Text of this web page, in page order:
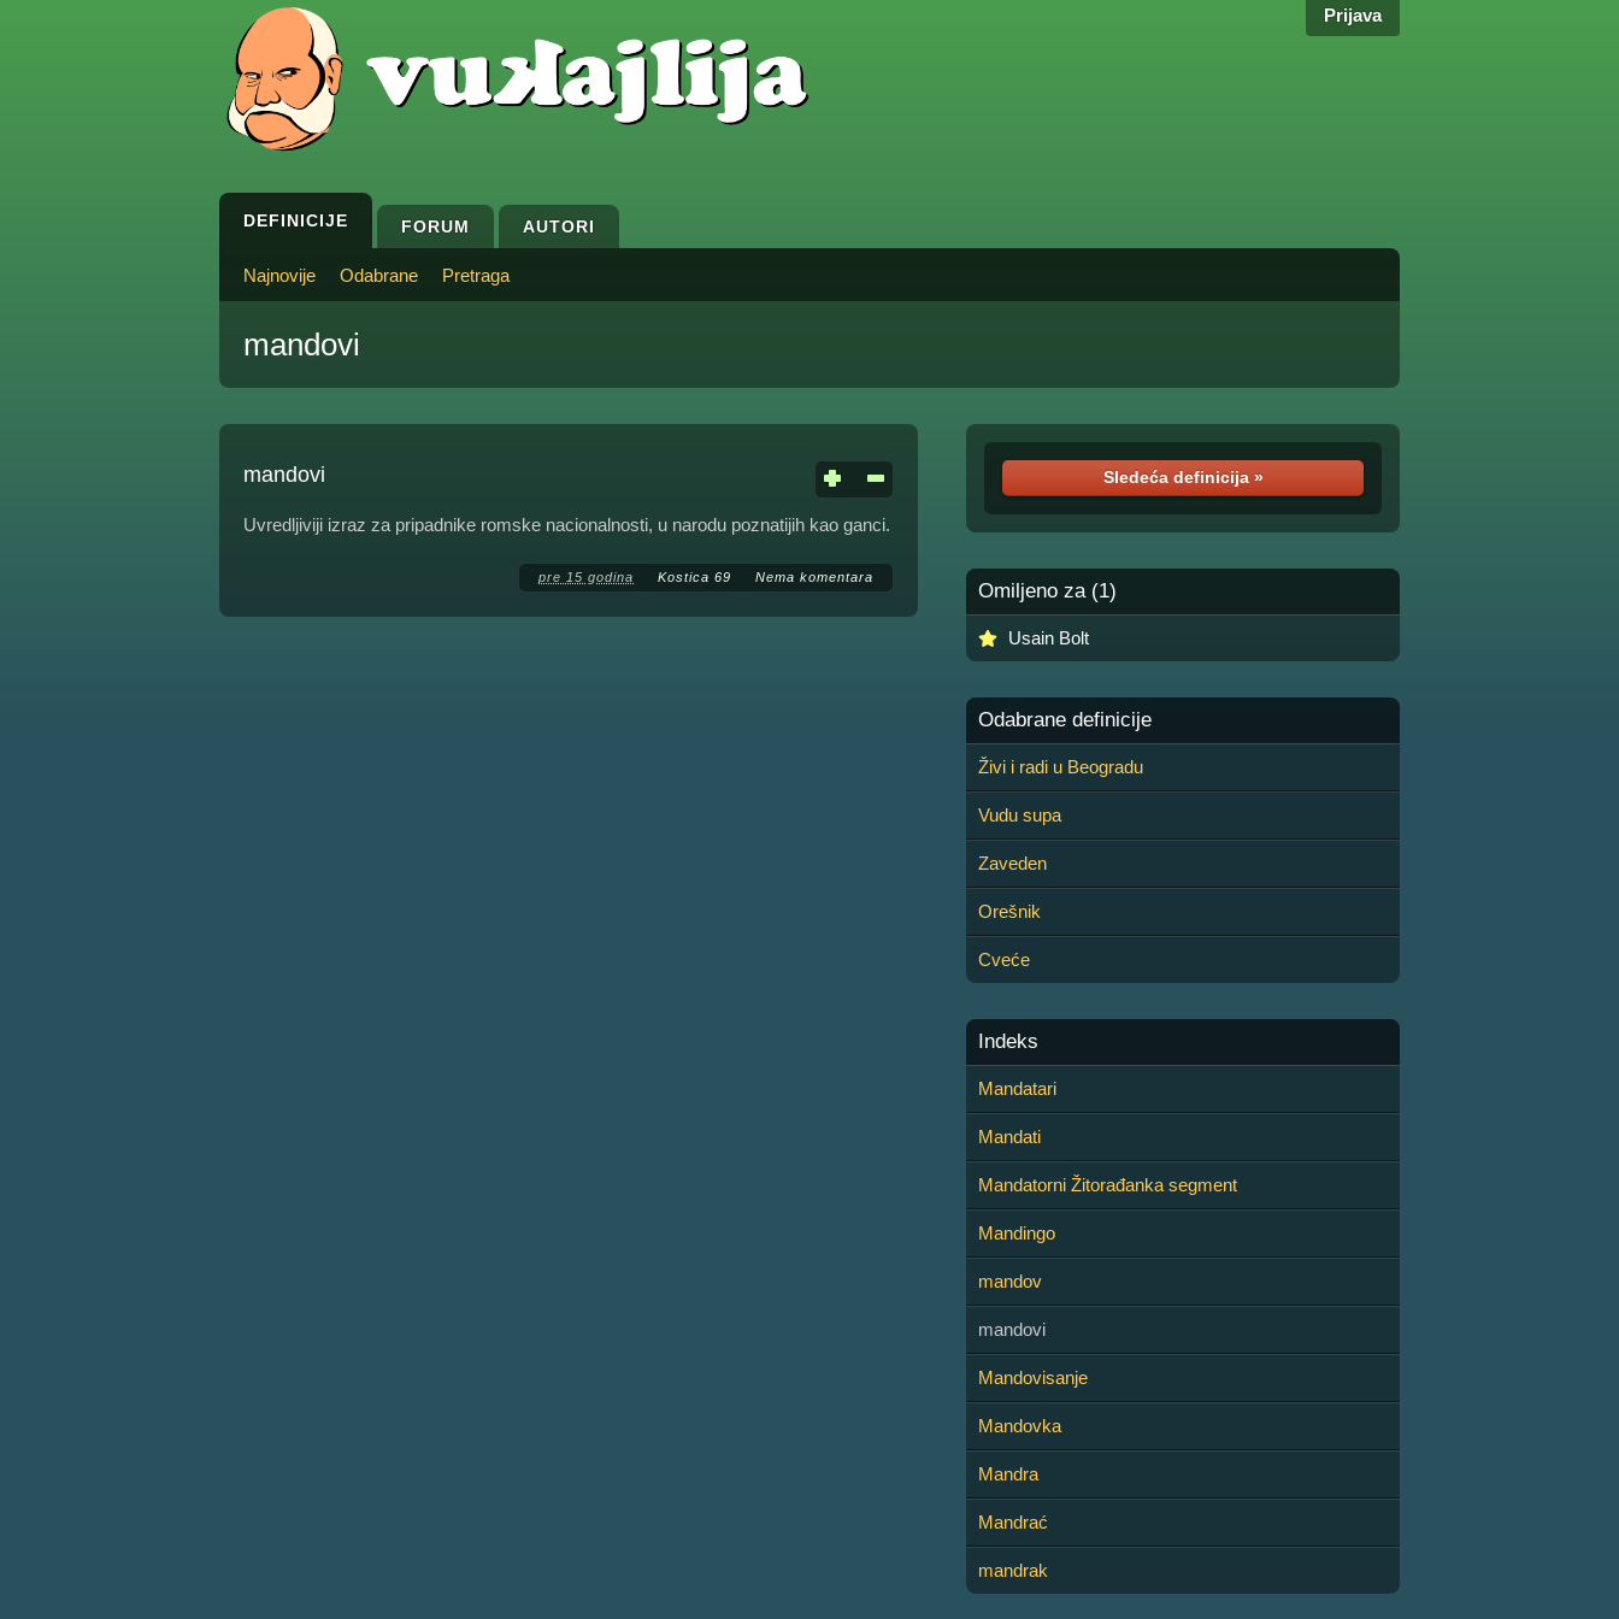
Prijava
DEFINICIJE FORUM AUTORI
Najnovije Odabrane Pretraga
mandovi
mandovi
Uvredljiviji izraz za pripadnike romske nacionalnosti, u narodu poznatijih kao ganci.
pre 15 godina Kostica 69 Nema komentara
Sledeća definicija »
Omiljeno za (1)
Usain Bolt
Odabrane definicije
Živi i radi u Beogradu
Vudu supa
Zaveden
Orešnik
Cveće
Indeks
Mandatari
Mandati
Mandatorni Žitorađanka segment
Mandingo
mandov
mandovi
Mandovisanje
Mandovka
Mandra
Mandrać
mandrak